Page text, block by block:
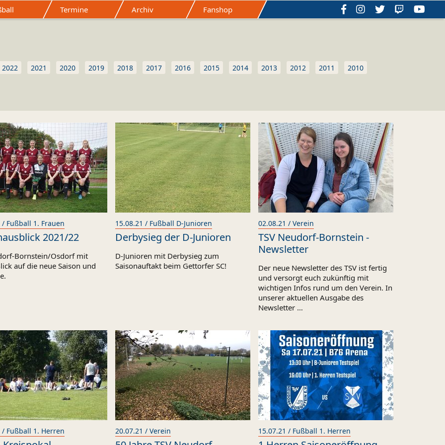
Termine Archiv Fanshop
2022 2021 2020 2019 2018 2017 2016 2015 2014 2013 2012 2011
2010
/ Fußball 1. Frauen
2021/22
Bornstein/Osdorf mit
auf die neue Saison und
15.08.21 / Fußball D-Junioren
Derbysieg der D-Junioren
D-Junioren mit Derbysieg zum
Saisonauftakt beim Gettorfer SC!
02.08.21 / Verein
TSV Neudorf‐Bornstein ‐
Newsletter
Der neue Newsletter des TSV ist fertig
und versorgt euch zukünftig mit
wichtigen Infos rund um den Verein. In
unserer aktuellen Ausgabe des
Newsletter …
/ Fußball 1. Herren 20.07.21 / Verein 15.07.21 / Fußball 1. Herren